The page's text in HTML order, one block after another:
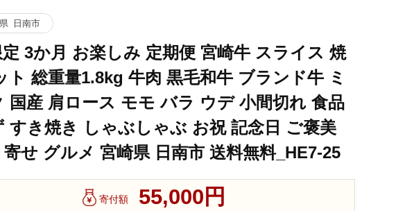
ス モモ バラ ウデ 小間切れ 食品 おかず すき焼き しゃぶしゃぶ お祝 記念日 ご褒美
ス モモ バラ ウデ 小間切れ 食品 おかず すき焼き しゃぶしゃぶ お祝 記念日 ご褒美
ス モモ バラ ウデ 小間切れ 食品 おかず すき焼き しゃぶしゃぶ お祝 記念日 ご褒美
モモ バラ ウデ 小間切れ 食品 おかず すき焼き しゃぶしゃぶ お祝 記念日 ご褒美
日南市
3か月 お楽しみ 定期便 宮崎牛 スライス 焼
ト 総重量1.8kg 牛肉 黒毛和牛 ブランド牛 ミ
国産 肩ロース モモ バラ ウデ 小間切れ 食品
すき焼き しゃぶしゃぶ お祝 記念日 ご褒美
寄せ グルメ 宮崎県 日南市 送料無料_HE7-25
寄付額 55,000円